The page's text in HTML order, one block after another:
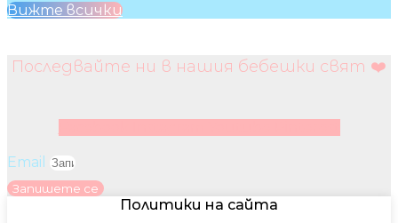
Вижте всички
Последвайте ни в нашия бебешки свят ❤️
Email
Запишете се
Политики на сайта